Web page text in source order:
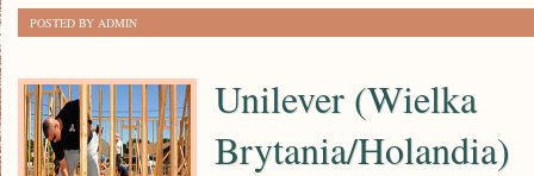
POSTED BY ADMIN
Unilever (Wielka
Brytania/Holandia)